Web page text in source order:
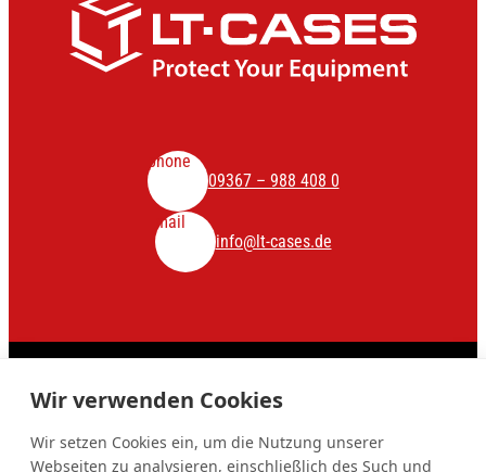
phone
09367 – 988 408 0
mail
info@lt-cases.de
© LT-Cases
ImpressumDatenschutzCookie-Einstellungen
Schließenclose
Wir verwenden Cookies
Wir setzen Cookies ein, um die Nutzung unserer
Webseiten zu analysieren, einschließlich des Such und